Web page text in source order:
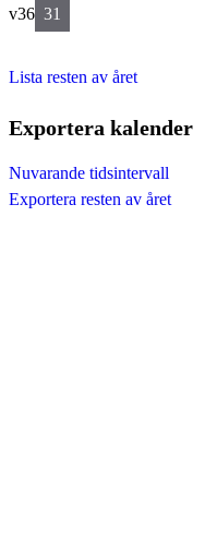
v36 31
Lista resten av året
Exportera kalender
Nuvarande tidsintervall
Exportera resten av året